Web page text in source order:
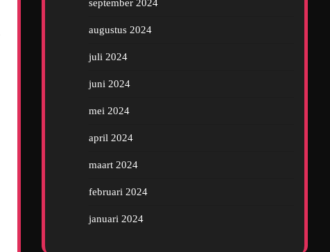
september 2024
augustus 2024
juli 2024
juni 2024
mei 2024
april 2024
maart 2024
februari 2024
januari 2024